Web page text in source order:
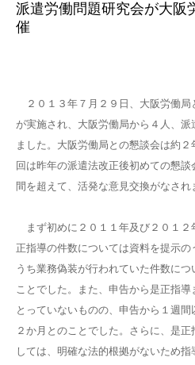
派遣労働問題研究会が大阪
催
２０１３年７月２９日、大阪労働局
が実施され、大阪労働局から４人、
ました。大阪労働局との懇談会は約
回は昨年の派遣法改正後初めての懇
間を超えて、活発な意見交換がなされ
まず初めに２０１１年及び２０１２
正指導の件数については資料を提示
うち業務偽装が行われていた件数に
ことでした。また、申告から是正指
とっていないものの、申告から１週
２か月とのことでした。さらに、是
しては、明確な法的根拠がないため